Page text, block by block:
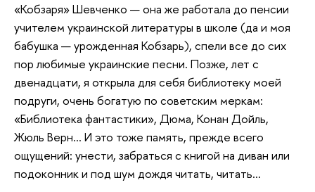
«Кобзаря» Шевченко — она же работала до пенсии
учителем украинской литературы в школе (да и моя
бабушка — урожденная Кобзарь), спели все до сих
пор любимые украинские песни. Позже, лет с
двенадцати, я открыла для себя библиотеку моей
подруги, очень богатую по советским меркам:
«Библиотека фантастики», Дюма, Конан Дойль,
Жюль Верн… И это тоже память, прежде всего
ощущений: унести, забраться с книгой на диван или
подоконник и под шум дождя читать, читать…